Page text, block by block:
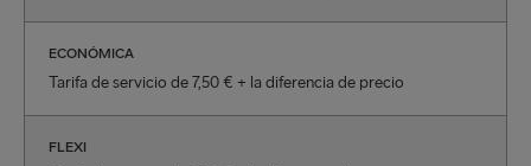
ECONÓMICA
Tarifa de servicio de 7,50 € + la diferencia de precio
FLEXI